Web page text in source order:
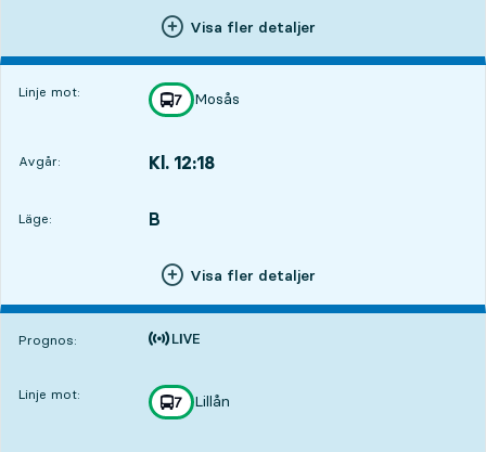
Visa fler detaljer
Linje mot: linje
7
mot
Mosås
,
Avgår: Kl. 12:18
Läge:
LÄGE, B
,
Visa fler detaljer
Prognos:
Tiden är prognos
Linje mot: linje
7
mot
Lillån
,